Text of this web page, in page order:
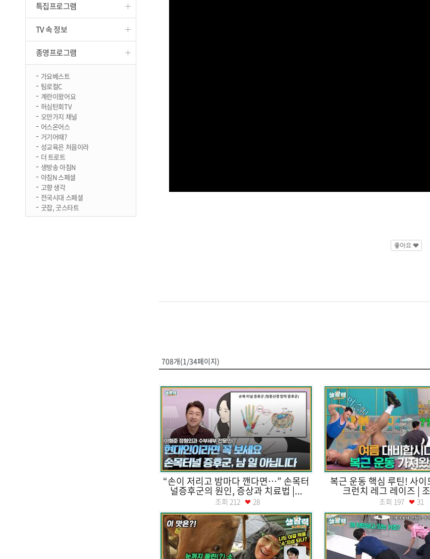
특집프로그램
TV 속 정보
종영프로그램
가요베스트
팀로컬C
계란이왔어요
허심탄회TV
오만가지 채널
어스온어스
거기어때?
성교육은 처음이라
더 트로트
생방송 아침N
아침N 스페셜
고향 생각
전국시대 스페셜
굿잡, 굿스타트
708개(1/34페이지)
“손이 저리고 밤마다 깬다면…” 손목터
널증후군의 원인, 증상과 치료법 |...
조회 212 28
복근 운동 핵심 루틴! 사
크런치 레그 레이즈 |
조회 197 31